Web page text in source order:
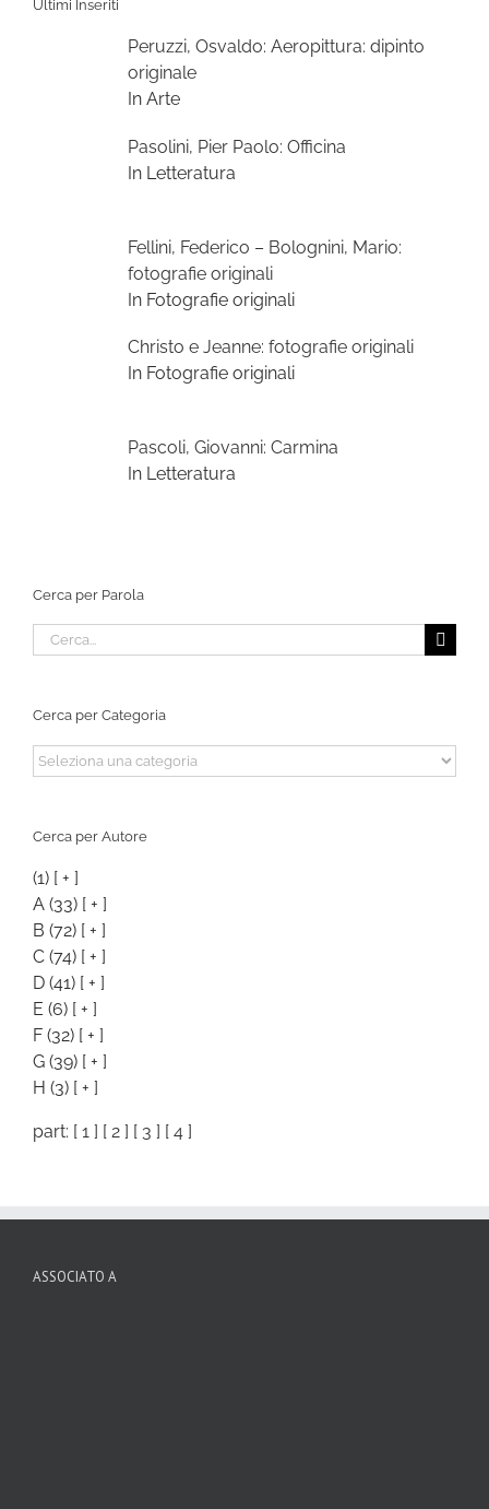
Ultimi Inseriti
Peruzzi, Osvaldo: Aeropittura: dipinto
originale
In Arte
Pasolini, Pier Paolo: Officina
In Letteratura
Fellini, Federico – Bolognini, Mario:
fotografie originali
In Fotografie originali
Christo e Jeanne: fotografie originali
In Fotografie originali
Pascoli, Giovanni: Carmina
In Letteratura
Cerca per Parola
Cerca
per:
Cerca per Categoria
Cerca
per
Cerca per Autore
(1) [ + ]
A (33) [ + ]
B (72) [ + ]
C (74) [ + ]
D (41) [ + ]
E (6) [ + ]
F (32) [ + ]
G (39) [ + ]
H (3) [ + ]
part: [ 1 ] [ 2 ] [ 3 ] [ 4 ]
ASSOCIATO A